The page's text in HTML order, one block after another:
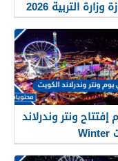
وزارة التربية 2026
ونتر وندرلاند
الكويت Winter
Wonderland